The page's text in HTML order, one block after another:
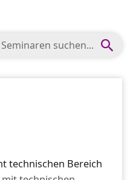
technischen Bereich